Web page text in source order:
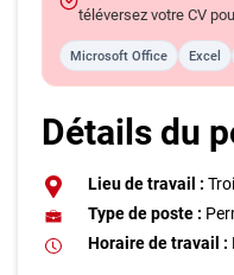
téléversez votre CV
Microsoft Office Excel
Détails du
Lieu de travail :
Type de poste :
Horaire de travail :